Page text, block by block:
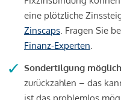
eine plötzliche
Zinscaps. Fragen Sie
Finanz-Experten.
Sondertilgung
zurückzahlen – das
ist das problemlos